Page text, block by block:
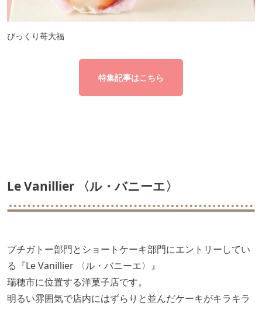
びっくり苺大福
特集記事はこちら
Le Vanillier 〈ル・バニーエ〉
プチガトー部門とショートケーキ部門にエントリーしてい
る『Le Vanillier 〈ル・バニーエ〉』
瑞穂市に位置する洋菓子店です。
明るい雰囲気で店内にはずらりと並んだケーキがキラキラ